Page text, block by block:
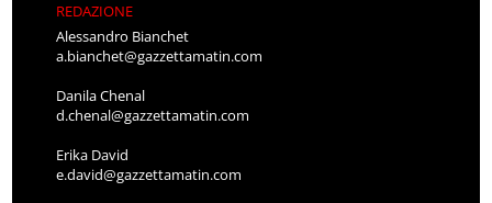
REDAZIONE
Alessandro Bianchet
a.bianchet@gazzettamatin.com
Danila Chenal
d.chenal@gazzettamatin.com
Erika David
e.david@gazzettamatin.com